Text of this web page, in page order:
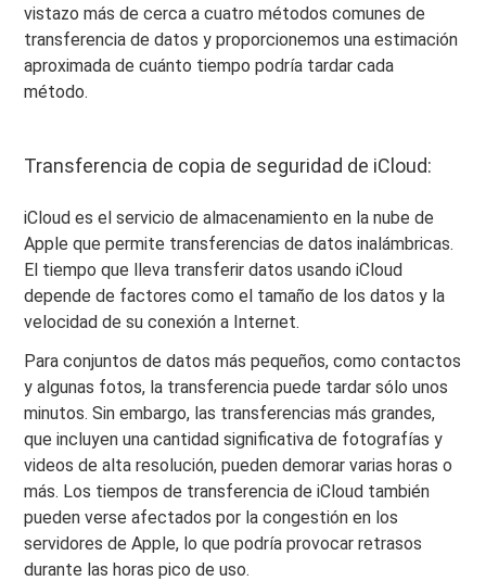
vistazo más de cerca a cuatro métodos comunes de
transferencia de datos y proporcionemos una estimación
aproximada de cuánto tiempo podría tardar cada
método.
Transferencia de copia de seguridad de iCloud:
iCloud es el servicio de almacenamiento en la nube de
Apple que permite transferencias de datos inalámbricas.
El tiempo que lleva transferir datos usando iCloud
depende de factores como el tamaño de los datos y la
velocidad de su conexión a Internet.
Para conjuntos de datos más pequeños, como contactos
y algunas fotos, la transferencia puede tardar sólo unos
minutos. Sin embargo, las transferencias más grandes,
que incluyen una cantidad significativa de fotografías y
videos de alta resolución, pueden demorar varias horas o
más. Los tiempos de transferencia de iCloud también
pueden verse afectados por la congestión en los
servidores de Apple, lo que podría provocar retrasos
durante las horas pico de uso.